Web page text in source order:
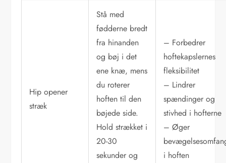
Hip opener
stræk
Stå med
fødderne bredt
fra hinanden
og bøj i det
ene knæ, mens
du roterer
hoften til den
bøjede side.
Hold strækket i
20-30
sekunder og
– Forbedrer
hoftekapslernes
fleksibilitet
– Lindrer
spændinger og
stivhed i hofterne
– Øger
i hoften